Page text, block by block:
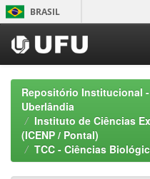
Skip
navigation
BRASIL
Repositório Institucional
Uberlândia
Instituto de Ciências
(ICENP / Pontal)
TCC - Ciências